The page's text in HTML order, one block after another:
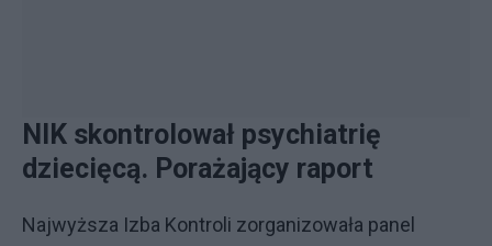
NIK skontrolował psychiatrię
dziecięcą. Porażający raport
Najwyższa Izba Kontroli zorganizowała panel